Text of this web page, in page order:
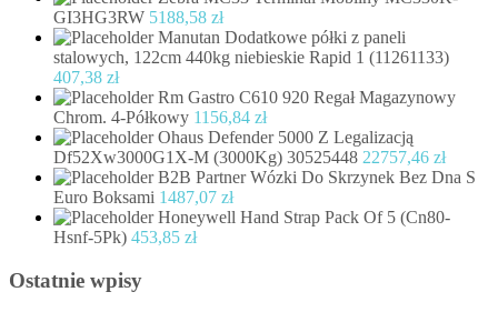
GI3HG3RW 5188,58 zł
Manutan Dodatkowe półki z paneli
stalowych, 122cm 440kg niebieskie Rapid 1 (11261133)
407,38 zł
Rm Gastro C610 920 Regał Magazynowy
Chrom. 4-Półkowy 1156,84 zł
Ohaus Defender 5000 Z Legalizacją
Df52Xw3000G1X-M (3000Kg) 30525448 22757,46 zł
B2B Partner Wózki Do Skrzynek Bez Dna S
Euro Boksami 1487,07 zł
Honeywell Hand Strap Pack Of 5 (Cn80-
Hsnf-5Pk) 453,85 zł
Ostatnie wpisy